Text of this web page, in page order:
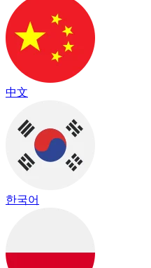
中文
한국어